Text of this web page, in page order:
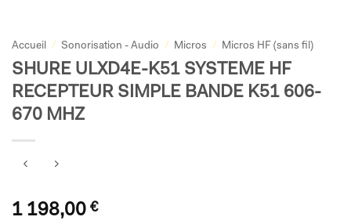
Accueil / Sonorisation - Audio / Micros / Micros HF (sans fil)
SHURE ULXD4E-K51 SYSTEME HF
RECEPTEUR SIMPLE BANDE K51 606-
670 MHZ
1 198,00 €